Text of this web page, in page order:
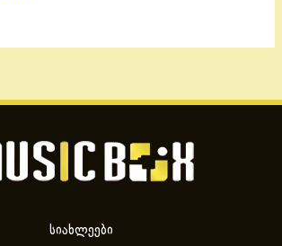
სიახლეები